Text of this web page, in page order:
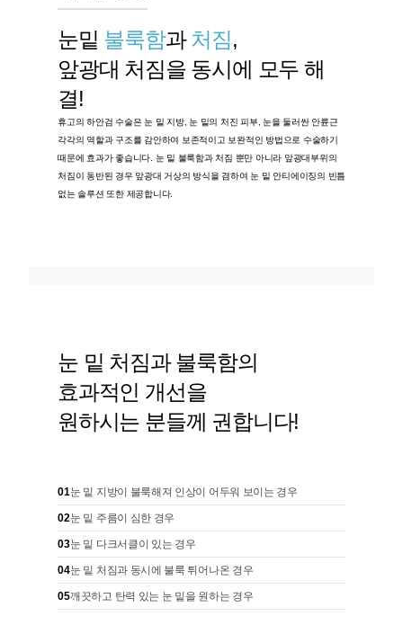
눈밑 불룩함과처짐,
앞광대 처짐을 동시에 모두 해
결!
휴고의 하안검 수술은 눈 밑 지방, 눈 밑의 처진 피부, 눈을 둘러싼 안륜근
각각의 역할과 구조를 감안하여 보존적이고 보완적인 방법으로 수술하기
때문에 효과가 좋습니다. 눈 밑 불룩함과 처짐 뿐만 아니라 앞광대부위의
처짐이 동반된 경우 앞광대 거상의 방식을 겸하여 눈 밑 안티에이징의 빈틈
없는 솔루션 또한 제공합니다.
눈 밑 처짐과 불룩함의
효과적인 개선을
원하시는 분들께 권합니다!
01눈 밑 지방이 불룩해져 인상이 어두워 보이는 경우
02눈 밑 주름이 심한 경우
03눈 밑 다크서클이 있는 경우
04눈 밑 처짐과 동시에 불룩 튀어나온 경우
05깨끗하고 탄력 있는 눈 밑을 원하는 경우